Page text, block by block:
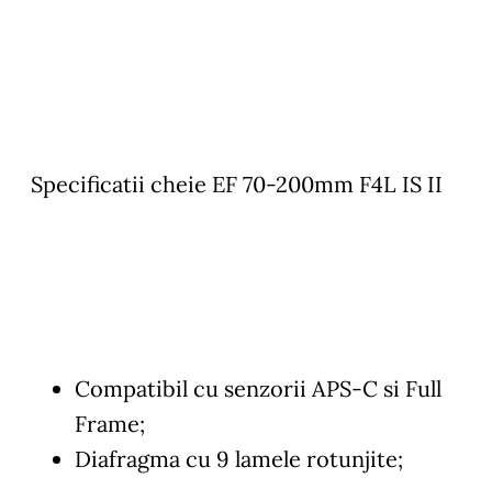
Specificatii cheie EF 70-200mm F4L IS II
Compatibil cu senzorii APS-C si Full
Frame;
Diafragma cu 9 lamele rotunjite;